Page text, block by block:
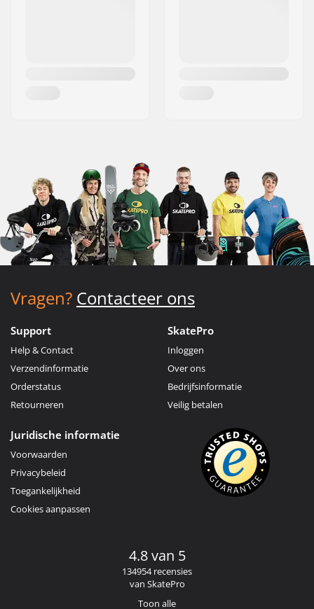
Vragen? Contacteer ons
Support
Help & Contact
Verzendinformatie
Orderstatus
Retourneren
SkatePro
Inloggen
Over ons
Bedrijfsinformatie
Veilig betalen
Juridische informatie
Voorwaarden
Privacybeleid
Toegankelijkheid
Cookies aanpassen
4.8 van 5
134954 recensies
van SkatePro
Toon alle